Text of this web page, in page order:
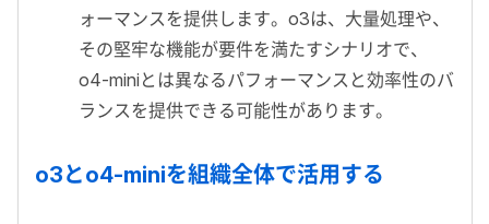
ォーマンスを提供します。o3は、大量処理や、
その堅牢な機能が要件を満たすシナリオで、
o4-miniとは異なるパフォーマンスと効率性のバ
ランスを提供できる可能性があります。
o3とo4-miniを組織全体で活用する